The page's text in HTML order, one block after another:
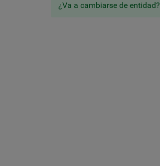
¿Va a cambiarse de entidad?